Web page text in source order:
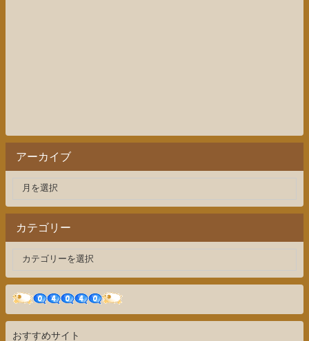
アーカイブ
カテゴリー
おすすめサイト